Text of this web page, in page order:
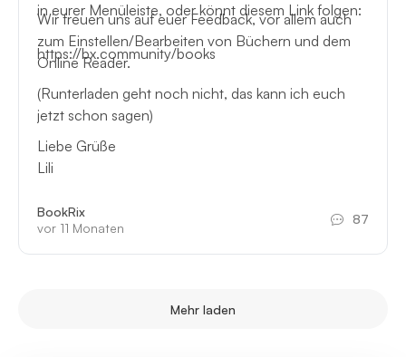
in eurer Menüleiste, oder könnt diesem Link folgen:
https://bx.community/books
Wir freuen uns auf euer Feedback, vor allem auch
zum Einstellen/Bearbeiten von Büchern und dem
Online Reader.
(Runterladen geht noch nicht, das kann ich euch
jetzt schon sagen)
Liebe Grüße
Lili
BookRix
vor 11 Monaten
87
Mehr laden